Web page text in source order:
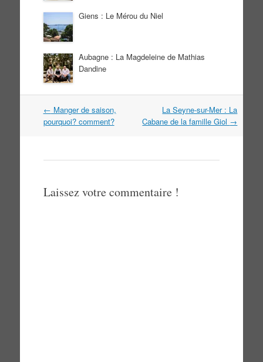
Giens : Le Mérou du Niel
Aubagne : La Magdeleine de Mathias
Dandine
Navigation
dans
← Manger de saison,
pourquoi? comment?
La Seyne-sur-Mer : La
Cabane de la famille Giol →
Laissez votre commentaire !